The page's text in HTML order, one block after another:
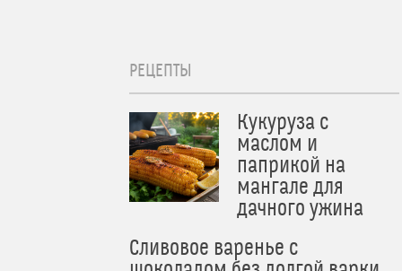
РЕЦЕПТЫ
Кукуруза с
маслом и
паприкой на
мангале для
дачного ужина
Сливовое варенье с